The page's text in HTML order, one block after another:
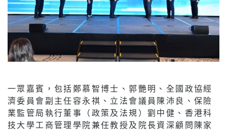
一眾嘉賓，包括鄭慕智博士、郭艷明、全國政協經
濟委員會副主任容永祺、立法會議員陳沛良、保險
業監管局執行董事（政策及法規）劉中健、香港科
技大學工商管理學院兼任教授及院長資深顧問陳家